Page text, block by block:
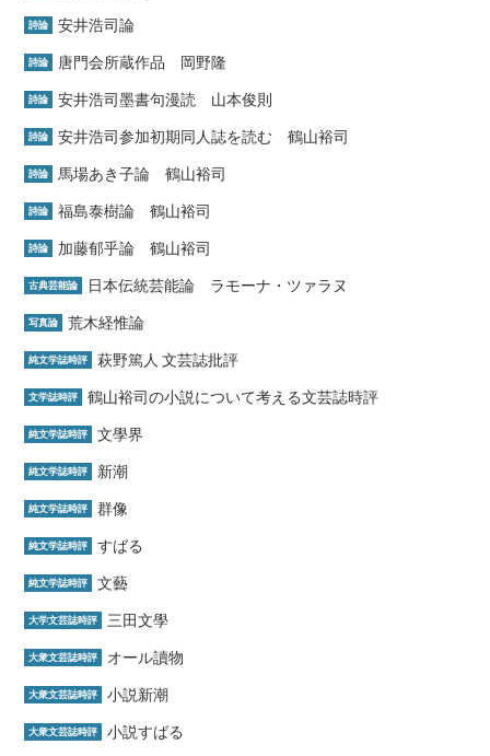
詩論 安井浩司論
詩論 唐門会所蔵作品 岡野隆
詩論 安井浩司墨書句漫読 山本俊則
詩論 安井浩司参加初期同人誌を読む 鶴山裕司
詩論 馬場あき子論 鶴山裕司
詩論 福島泰樹論 鶴山裕司
詩論 加藤郁乎論 鶴山裕司
古典芸能論 日本伝統芸能論 ラモーナ・ツァラヌ
写真論 荒木経惟論
純文学誌時評 萩野篤人 文芸誌批評
文学誌時評 鶴山裕司の小説について考える文芸誌時評
純文学誌時評 文學界
純文学誌時評 新潮
純文学誌時評 群像
純文学誌時評 すばる
純文学誌時評 文藝
大学文芸誌時評 三田文學
大衆文芸誌時評 オール讀物
大衆文芸誌時評 小説新潮
大衆文芸誌時評 小説すばる